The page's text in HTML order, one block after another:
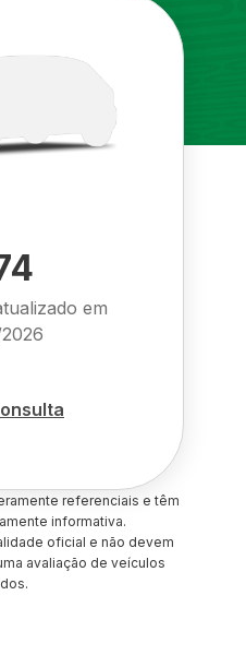
em
referenciais e têm
informativa.
oficial e não devem
avaliação de veículos